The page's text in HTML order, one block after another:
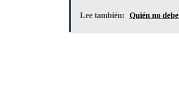
Lee también: Quién no